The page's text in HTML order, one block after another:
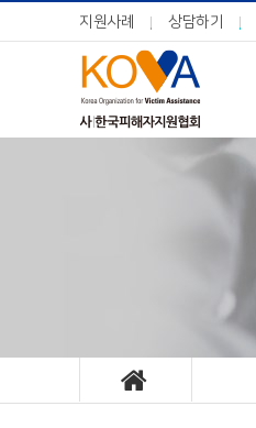
지원사례 상담하기